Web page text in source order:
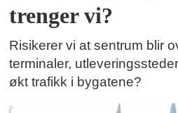
trenger vi?
Risikerer vi at sentrum blir
terminaler,
økt trafikk i bygatene?